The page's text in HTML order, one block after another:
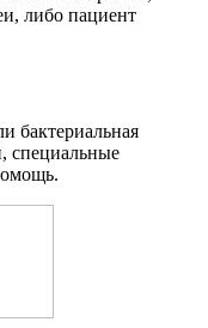
либо пациент
бактериальная
специальные